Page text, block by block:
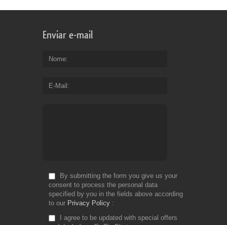
Enviar e-mail
Nome
E-Mail
By submitting the form you give us your
consent to process the personal data
specified by you in the fields above according
to our Privacy Policy
I agree to be updated with special offers